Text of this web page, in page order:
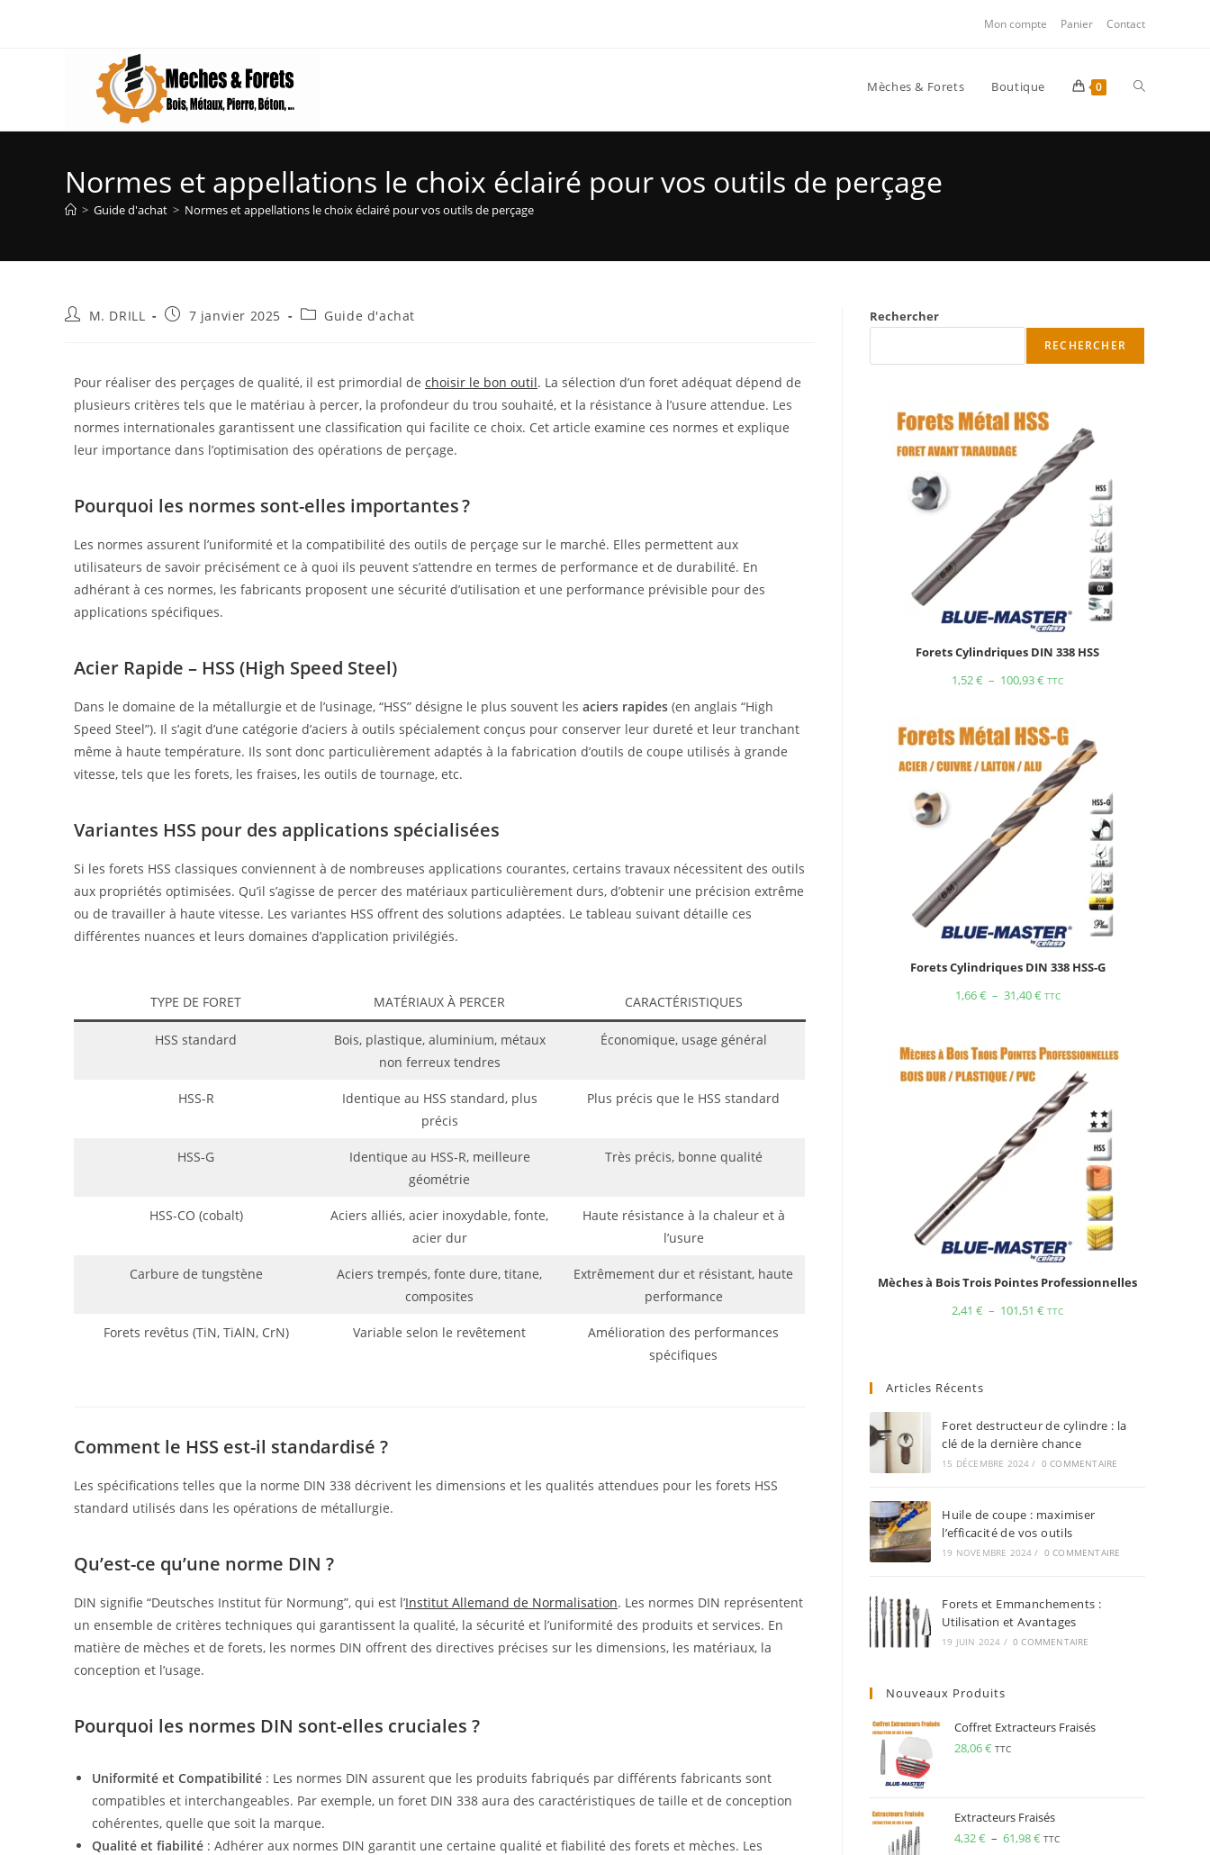
Mon compte Panier Contact
Mèches & Forets Boutique 0
Normes et appellations le choix éclairé pour vos outils de perçage
> Guide d'achat > Normes et appellations le choix éclairé pour vos outils de perçage
M. DRILL 7 janvier 2025 Guide d'achat
Pour réaliser des perçages de qualité, il est primordial de choisir le bon outil. La sélection d’un foret adéquat dépend de
plusieurs critères tels que le matériau à percer, la profondeur du trou souhaité, et la résistance à l’usure attendue. Les
normes internationales garantissent une classification qui facilite ce choix. Cet article examine ces normes et explique
leur importance dans l’optimisation des opérations de perçage.
Pourquoi les normes sont-elles importantes ?
Les normes assurent l’uniformité et la compatibilité des outils de perçage sur le marché. Elles permettent aux
utilisateurs de savoir précisément ce à quoi ils peuvent s’attendre en termes de performance et de durabilité. En
adhérant à ces normes, les fabricants proposent une sécurité d’utilisation et une performance prévisible pour des
applications spécifiques.
Acier Rapide – HSS (High Speed Steel)
Dans le domaine de la métallurgie et de l’usinage, “HSS” désigne le plus souvent les aciers rapides (en anglais “High
Speed Steel”). Il s’agit d’une catégorie d’aciers à outils spécialement conçus pour conserver leur dureté et leur tranchant
même à haute température. Ils sont donc particulièrement adaptés à la fabrication d’outils de coupe utilisés à grande
vitesse, tels que les forets, les fraises, les outils de tournage, etc.
Variantes HSS pour des applications spécialisées
Si les forets HSS classiques conviennent à de nombreuses applications courantes, certains travaux nécessitent des outils
aux propriétés optimisées. Qu’il s’agisse de percer des matériaux particulièrement durs, d’obtenir une précision extrême
ou de travailler à haute vitesse. Les variantes HSS offrent des solutions adaptées. Le tableau suivant détaille ces
différentes nuances et leurs domaines d’application privilégiés.
TYPE DE FORET MATÉRIAUX À PERCER CARACTÉRISTIQUES
HSS standard
Bois, plastique, aluminium, métaux
non ferreux tendres
Économique, usage général
HSS-R
Identique au HSS standard, plus
précis
Plus précis que le HSS standard
HSS-G
Identique au HSS-R, meilleure
géométrie
Très précis, bonne qualité
HSS-CO (cobalt)
Aciers alliés, acier inoxydable, fonte,
acier dur
Haute résistance à la chaleur et à
l’usure
Carbure de tungstène
Aciers trempés, fonte dure, titane,
composites
Extrêmement dur et résistant, haute
performance
Forets revêtus (TiN, TiAlN, CrN) Variable selon le revêtement
Amélioration des performances
spécifiques
Comment le HSS est-il standardisé ?
Les spécifications telles que la norme DIN 338 décrivent les dimensions et les qualités attendues pour les forets HSS
standard utilisés dans les opérations de métallurgie.
Qu’est-ce qu’une norme DIN ?
DIN signifie “Deutsches Institut für Normung”, qui est l’Institut Allemand de Normalisation. Les normes DIN représentent
un ensemble de critères techniques qui garantissent la qualité, la sécurité et l’uniformité des produits et services. En
matière de mèches et de forets, les normes DIN offrent des directives précises sur les dimensions, les matériaux, la
conception et l’usage.
Pourquoi les normes DIN sont-elles cruciales ?
Uniformité et Compatibilité : Les normes DIN assurent que les produits fabriqués par différents fabricants sont
compatibles et interchangeables. Par exemple, un foret DIN 338 aura des caractéristiques de taille et de conception
cohérentes, quelle que soit la marque.
Qualité et fiabilité : Adhérer aux normes DIN garantit une certaine qualité et fiabilité des forets et mèches. Les
Rechercher
RECHERCHER
Forets Cylindriques DIN 338 HSS
1,52€ – 100,93€ TTC
Forets Cylindriques DIN 338 HSS-G
1,66€ – 31,40€ TTC
Mèches à Bois Trois Pointes Professionnelles
2,41 € – 101,51 € TTC
Articles Récents
Foret destructeur de cylindre : la
clé de la dernière chance
15 DÉCEMBRE 2024 / 0 COMMENTAIRE
Huile de coupe : maximiser
l’efficacité de vos outils
19 NOVEMBRE 2024 / 0 COMMENTAIRE
Forets et Emmanchements :
Utilisation et Avantages
19 JUIN 2024 / 0 COMMENTAIRE
Nouveaux Produits
Coffret Extracteurs Fraisés
28,06€ TTC
Extracteurs Fraisés
4,32€ – 61,98€ TTC